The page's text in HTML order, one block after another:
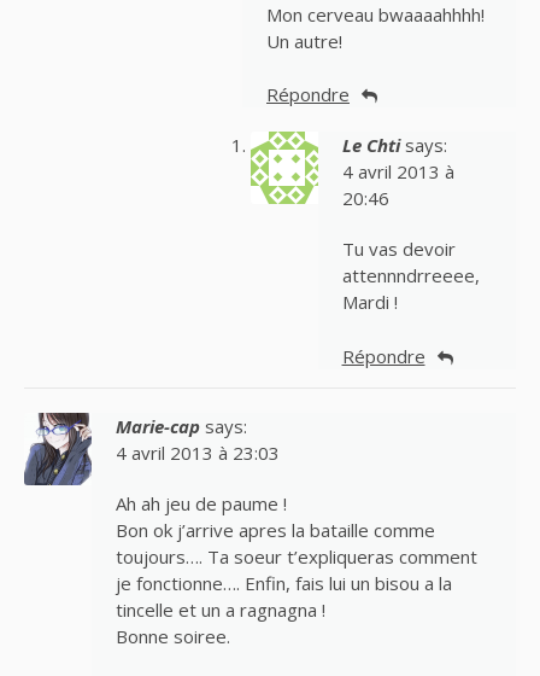
Mon cerveau bwaaaahhhh!
Un autre!
Répondre
Le Chti says:
4 avril 2013 à
20:46
Tu vas devoir
attennndrreeee,
Mardi !
Répondre
Marie-cap says:
4 avril 2013 à 23:03
Ah ah jeu de paume !
Bon ok j’arrive apres la bataille comme
toujours…. Ta soeur t’expliqueras comment
je fonctionne…. Enfin, fais lui un bisou a la
tincelle et un a ragnagna !
Bonne soiree.